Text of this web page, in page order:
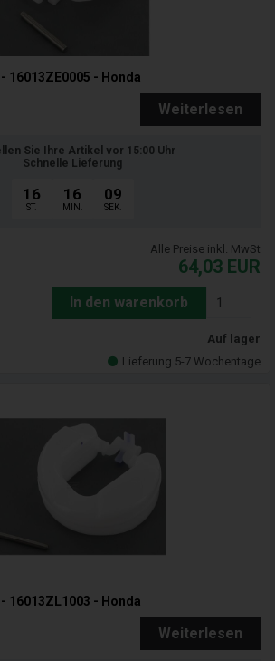
16013ZE0005 - Honda
Weiterlesen
Sie Ihre Artikel vor 15:00 Uhr
Schnelle Lieferung
16
ST.
16
MIN.
07
SEK.
Alle Preise inkl. MwSt
64,03 EUR
In den warenkorb
Auf lager
Lieferung 5-7 Wochentage
16013ZL1003 - Honda
Weiterlesen